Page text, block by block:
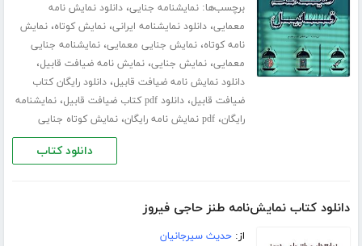
برچسب‌ها:نمایشنامه جنایی،دانلود نمایش نامه
معمایی،دانلود نمایشنامه ایرانی،نمایش کوتاه،نمایش
نامه کوتاه،نمایش جنایی معمایی،نمایشنامه جنایی
معمایی،نمایش جنایی،نمایش نامه ضیافت قابیل،
دانلود نمایش نامه ضیافت قابیل،دانلود رایگان کتاب
ضیافت قابیل،دانلود pdf کتاب ضیافت قابیل ،نمایشنامه
رایگان،pdf نمایش نامه رایگان ،نمایش کوتاه جنایی
دانلود کتاب
دانلود کتاب نمایش‌نامه طنز حاجی فیروز
از:حدیث سیرجانیان